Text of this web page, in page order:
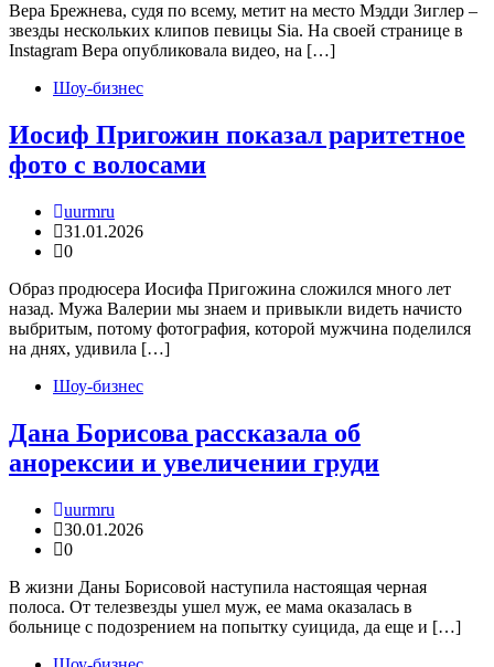
Вера Брежнева, судя по всему, метит на место Мэдди Зиглер –
звезды нескольких клипов певицы Sia. На своей странице в
Instagram Вера опубликовала видео, на […]
Шоу-бизнес
Иосиф Пригожин показал раритетное
фото с волосами
uurmru
31.01.2026
0
Образ продюсера Иосифа Пригожина сложился много лет
назад. Мужа Валерии мы знаем и привыкли видеть начисто
выбритым, потому фотография, которой мужчина поделился
на днях, удивила […]
Шоу-бизнес
Дана Борисова рассказала об
анорексии и увеличении груди
uurmru
30.01.2026
0
В жизни Даны Борисовой наступила настоящая черная
полоса. От телезвезды ушел муж, ее мама оказалась в
больнице с подозрением на попытку суицида, да еще и […]